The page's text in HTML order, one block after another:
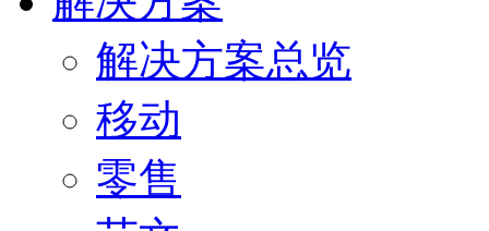
解决方案总览
移动
零售